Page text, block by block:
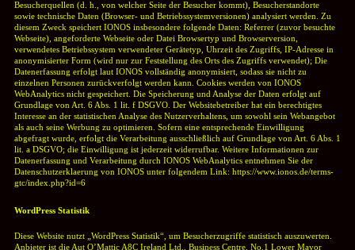
Besucherquellen (d. h., von welcher Seite der Besucher kommt), Besucherstandorte
sowie technische Daten (Browser- und Betriebssystemversionen) analysiert werden. Zu
diesem Zweck speichert IONOS insbesondere folgende Daten: Referrer (zuvor besuchte
Webseite), angeforderte Webseite oder Datei Browsertyp und Browserversion,
verwendetes Betriebssystem verwendeter Gerätetyp, Uhrzeit des Zugriffs, IP-Adresse in
anonymisierter Form (wird nur zur Feststellung des Orts des Zugriffs verwendet); Die
Datenerfassung erfolgt laut IONOS vollständig anonymisiert, sodass sie nicht zu
einzelnen Personen zurückverfolgt werden kann. Cookies werden von IONOS
WebAnalytics nicht gespeichert. Die Speicherung und Analyse der Daten erfolgt auf
Grundlage von Art. 6 Abs. 1 lit. f DSGVO. Der Websitebetreiber hat ein berechtigtes
Interesse an der statistischen Analyse des Nutzerverhaltens, um sowohl sein Webangebot
als auch seine Werbung zu optimieren. Sofern eine entsprechende Einwilligung
abgefragt wurde, erfolgt die Verarbeitung ausschließlich auf Grundlage von Art. 6 Abs. 1
lit. a DSGVO; die Einwilligung ist jederzeit widerrufbar. Weitere Informationen zur
Datenerfassung und Verarbeitung durch IONOS WebAnalytics entnehmen Sie der
Datenschutzerklaerung von IONOS unter folgendem Link: https://www.ionos.de/terms-
gtc/index.php?id=6
WordPress Statistik
Diese Website nutzt „WordPress Statistik“, um Besucherzugriffe statistisch auszuwerten.
Anbieter ist die Aut O’Mattic A8C Ireland Ltd., Business Centre, No.1 Lower Mayor